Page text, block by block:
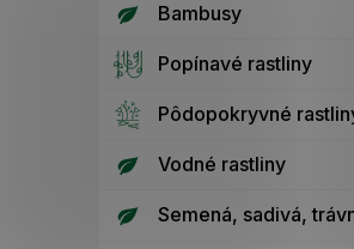
Bambusy
Popínavé rastliny
Pôdopokryvné
Vodné rastliny
Semená, sadivá,